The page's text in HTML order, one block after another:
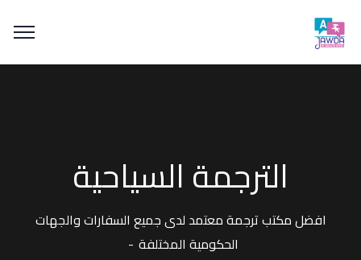
الترجمة السياحية
افضل مكتب ترجمة معتمد لدى جميع السفارات والجهات
الحكومية المختلفة